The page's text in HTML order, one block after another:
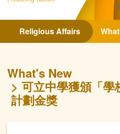
Religious Affairs
What's New
可立中學獲頒「學
計劃金獎